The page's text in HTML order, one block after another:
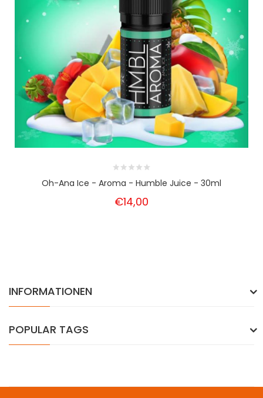
Oh-Ana Ice - Aroma - Humble Juice - 30ml
€14,00
INFORMATIONEN
POPULAR TAGS